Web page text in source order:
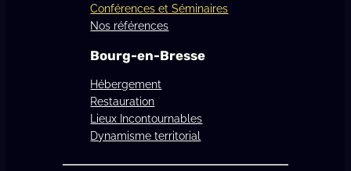
Conférences et Séminaires
Nos références
Bourg-en-Bresse
Hébergement
Restauration
Lieux Incontournables
Dynamisme territorial